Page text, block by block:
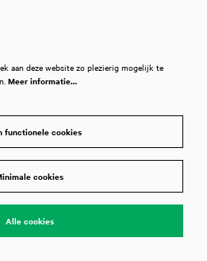
en brasserie Dudok
evenementen
Huisregels
Technical information
Pers
Contact
Disclaimer
aan deze website zo plezierig mogelijk te
Meer informatie…
functionele cookies
cookies
Alle cookies